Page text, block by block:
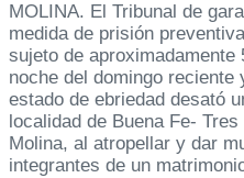
MOLINA. El Tribunal de
medida de prisión
sujeto de aproximadamente
noche del domingo
estado de ebriedad desató
localidad de Buena Fe-
Molina, al atropellar y dar
integrantes de un